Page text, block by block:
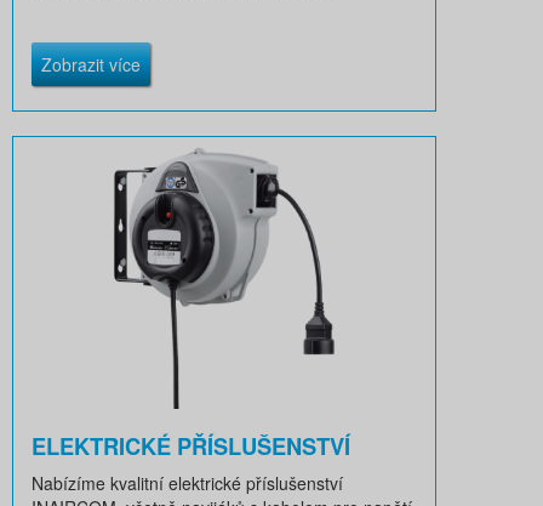
Zobrazit více
ELEKTRICKÉ PŘÍSLUŠENSTVÍ
Nabízíme kvalitní elektrické příslušenství